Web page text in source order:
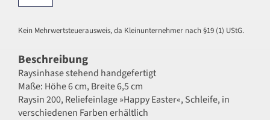
Kein Mehrwertsteuerausweis, da Kleinunternehmer nach §19 (1) UStG.
Beschreibung
Raysinhase stehend handgefertigt
Maße: Höhe 6 cm, Breite 6,5 cm
Raysin 200, Reliefeinlage »Happy Easter«, Schleife, in
verschiedenen Farben erhältlich